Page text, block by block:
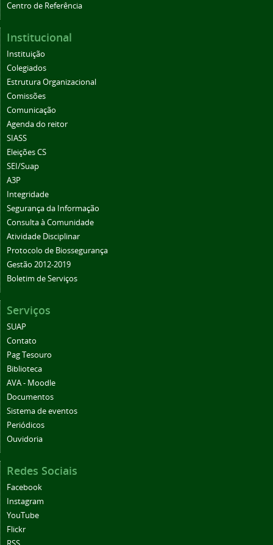
Centro de Referência
Institucional
Instituição
Colegiados
Estrutura Organizacional
Comissões
Comunicação
Agenda do reitor
SIASS
Eleições CS
SEI/Suap
A3P
Integridade
Segurança da Informação
Consulta à Comunidade
Atividade Disciplinar
Protocolo de Biossegurança
Gestão 2012-2019
Boletim de Serviços
Serviços
SUAP
Contato
Pag Tesouro
Biblioteca
AVA - Moodle
Documentos
Sistema de eventos
Periódicos
Ouvidoria
Redes Sociais
Facebook
Instagram
YouTube
Flickr